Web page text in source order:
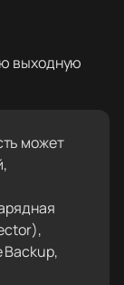
выходную
может
Backup,